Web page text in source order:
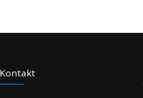
Kontakt